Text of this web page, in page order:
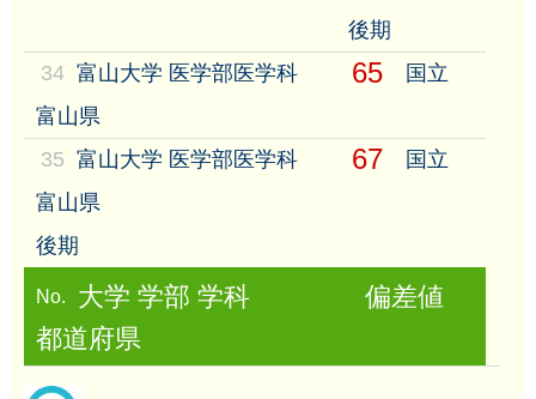
後期
34 富山大学 医学部医学科 65
国立
富山県
35 富山大学 医学部医学科 67
国立
富山県
後期
No. 大学 学部 学科
偏差値
都道府県